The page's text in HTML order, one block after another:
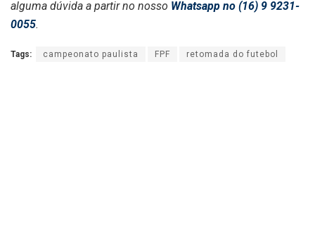
alguma dúvida a partir no nosso Whatsapp no (16) 9 9231-
0055.
Tags: campeonato paulista FPF retomada do futebol